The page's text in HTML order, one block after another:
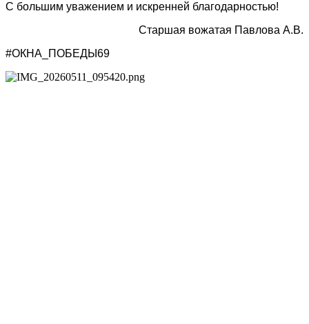
С большим уважением и искренней благодарностью!
Старшая вожатая Павлова А.В.
#ОКНА_ПОБЕДЫ69